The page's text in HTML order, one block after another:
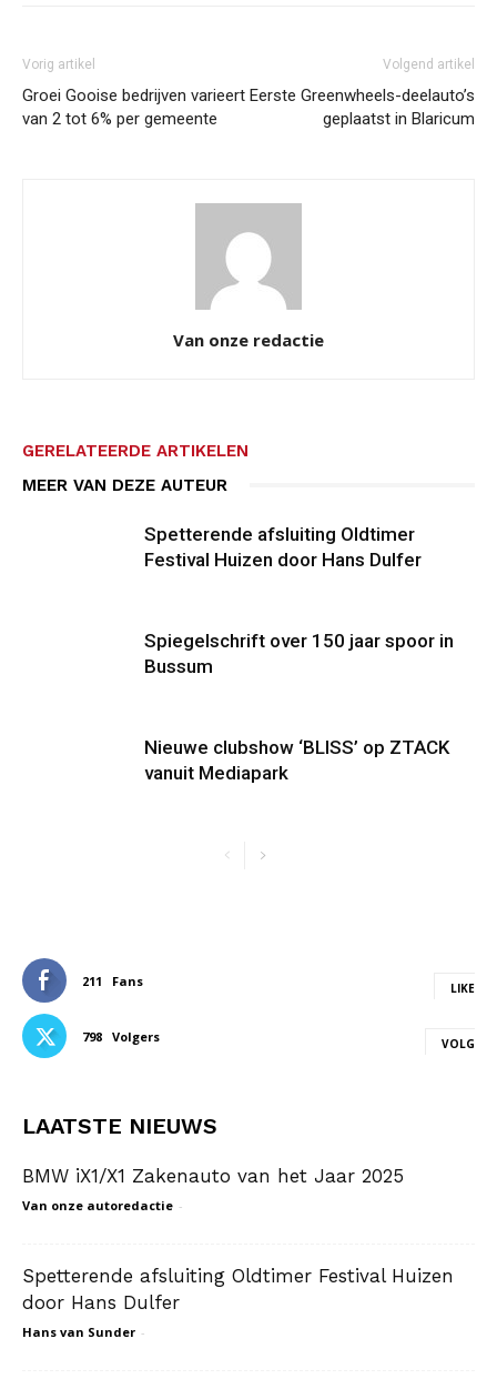
Vorig artikel
Groei Gooise bedrijven varieert
van 2 tot 6% per gemeente
Volgend artikel
Eerste Greenwheels-deelauto’s
geplaatst in Blaricum
Van onze redactie
GERELATEERDE ARTIKELEN
MEER VAN DEZE AUTEUR
Spetterende afsluiting Oldtimer
Festival Huizen door Hans Dulfer
Spiegelschrift over 150 jaar spoor in
Bussum
Nieuwe clubshow ‘BLISS’ op ZTACK
vanuit Mediapark
211 Fans LIKE
798 Volgers VOLG
LAATSTE NIEUWS
BMW iX1/X1 Zakenauto van het Jaar 2025
Van onze autoredactie -
Spetterende afsluiting Oldtimer Festival Huizen
door Hans Dulfer
Hans van Sunder -